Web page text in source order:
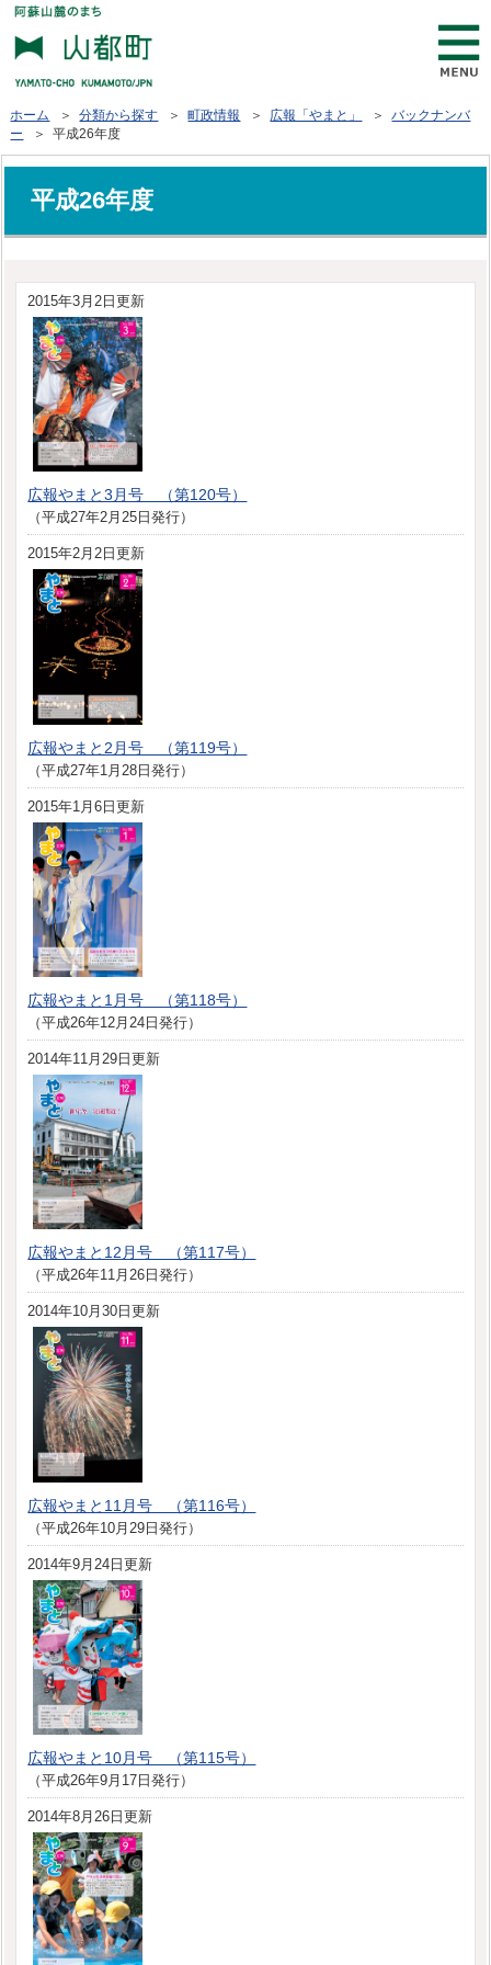
ホーム ＞分類から探す ＞町政情報 ＞ 広報「やまと」 ＞バックナンバ
ー
＞ 平成26年度
平成26年度
2015年3月2日更新
広報やまと3月号 （第120号）
（平成27年2月25日発行）
2015年2月2日更新
広報やまと2月号 （第119号）
（平成27年1月28日発行）
2015年1月6日更新
広報やまと1月号 （第118号）
（平成26年12月24日発行）
2014年11月29日更新
広報やまと12月号 （第117号）
（平成26年11月26日発行）
2014年10月30日更新
広報やまと11月号 （第116号）
（平成26年10月29日発行）
2014年9月24日更新
広報やまと10月号 （第115号）
（平成26年9月17日発行）
2014年8月26日更新